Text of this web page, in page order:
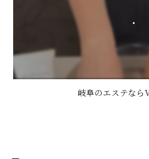
.
岐阜のエステなら